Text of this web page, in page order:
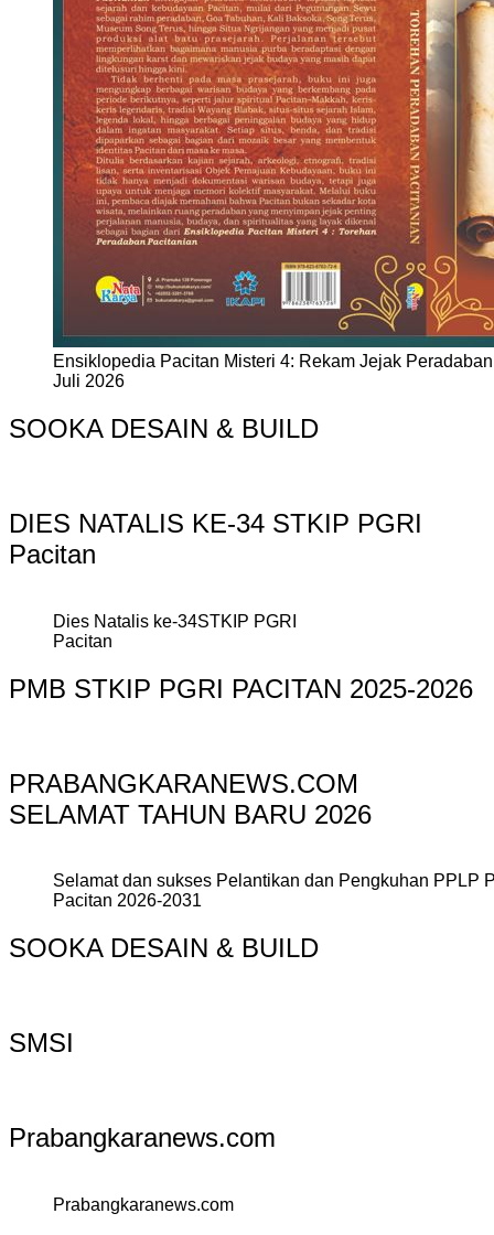
Ensiklopedia Pacitan Misteri 4: Rekam Jejak
Juli 2026
SOOKA DESAIN & BUILD
DIES NATALIS KE-34 STKIP PGRI
Pacitan
Dies Natalis ke-34STKIP PGRI
Pacitan
PMB STKIP PGRI PACITAN 2025-2026
PRABANGKARANEWS.COM
SELAMAT TAHUN BARU 2026
Selamat dan sukses Pelantikan dan Pengkuhan PPLP
Pacitan 2026-2031
SOOKA DESAIN & BUILD
SMSI
Prabangkaranews.com
Prabangkaranews.com